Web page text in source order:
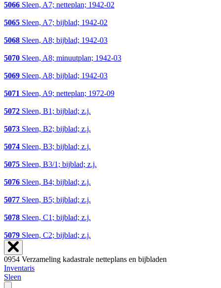
5066 Sleen, A7; netteplan; 1942-02
5065 Sleen, A7; bijblad; 1942-02
5068 Sleen, A8; bijblad; 1942-03
5070 Sleen, A8; minuutplan; 1942-03
5069 Sleen, A8; bijblad; 1942-03
5071 Sleen, A9; netteplan; 1972-09
5072 Sleen, B1; bijblad; z.j.
5073 Sleen, B2; bijblad; z.j.
5074 Sleen, B3; bijblad; z.j.
5075 Sleen, B3/1; bijblad; z.j.
5076 Sleen, B4; bijblad; z.j.
5077 Sleen, B5; bijblad; z.j.
5078 Sleen, C1; bijblad; z.j.
5079 Sleen, C2; bijblad; z.j.
0954 Verzameling kadastrale netteplans en bijbladen
Inventaris
Sleen